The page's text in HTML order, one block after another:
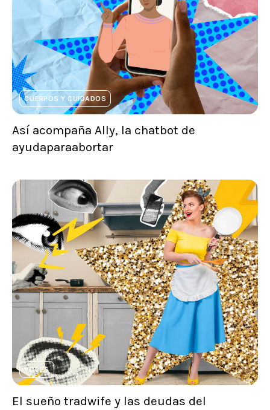
CUERPOS Y CUIDADOS
Así acompaña Ally, la chatbot de
ayudaparaabortar
VOCES
El sueño tradwife y las deudas del